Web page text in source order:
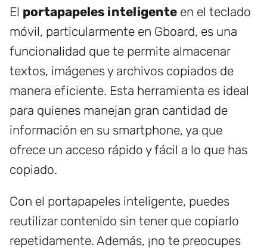
El portapapeles inteligente en el teclado
móvil, particularmente en Gboard, es una
funcionalidad que te permite almacenar
textos, imágenes y archivos copiados de
manera eficiente. Esta herramienta es ideal
para quienes manejan gran cantidad de
información en su smartphone, ya que
ofrece un acceso rápido y fácil a lo que has
copiado.
Con el portapapeles inteligente, puedes
reutilizar contenido sin tener que copiarlo
repetidamente. Además, ¡no te preocupes